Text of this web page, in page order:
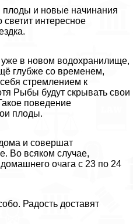
плоды и новые начинания
интересное
в новом водохранилище,
глубже со временем,
стремлением к
Рыбы будут скрывать свои
поведение
плоды.
и совершат
Во всяком случае,
очага с 23 по 24
Радость доставят